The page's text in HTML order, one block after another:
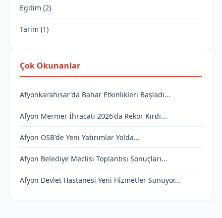
Egitim (2)
Tarim (1)
Çok Okunanlar
Afyonkarahisar'da Bahar Etkinlikleri Başladı...
Afyon Mermer İhracatı 2026'da Rekor Kırdı...
Afyon OSB'de Yeni Yatırımlar Yolda...
Afyon Belediye Meclisi Toplantısı Sonuçları...
Afyon Devlet Hastanesi Yeni Hizmetler Sunuyor...